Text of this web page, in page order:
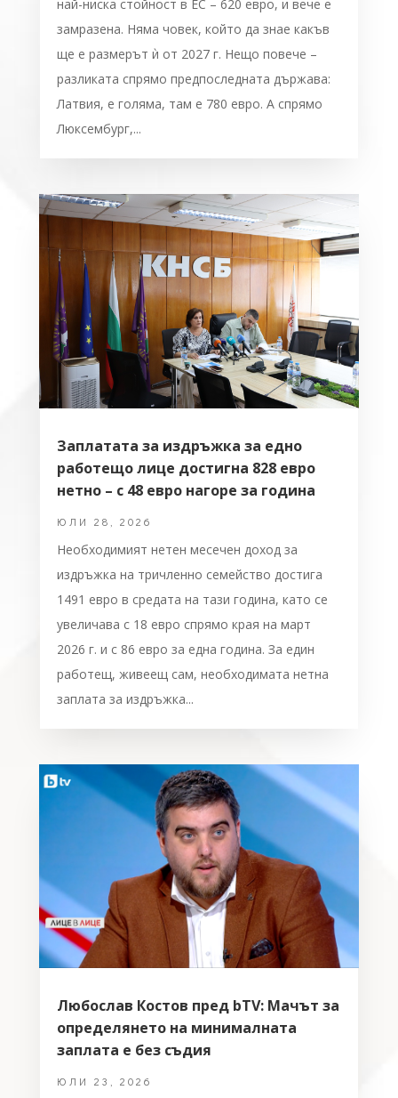
най-ниска стойност в ЕС – 620 евро, и вече е
замразена. Няма човек, който да знае какъв
ще е размерът ѝ от 2027 г. Нещо повече –
разликата спрямо предпоследната държава:
Латвия, е голяма, там е 780 евро. А спрямо
Люксембург,...
Заплатата за издръжка за едно
работещо лице достигна 828 евро
нетно – с 48 евро нагоре за година
ЮЛИ 28, 2026
Необходимият нетен месечен доход за
издръжка на тричленно семейство достига
1491 евро в средата на тази година, като се
увеличава с 18 евро спрямо края на март
2026 г. и с 86 евро за една година. За един
работещ, живеещ сам, необходимата нетна
заплата за издръжка...
Любослав Костов пред bTV: Мачът за
определянето на минималната
заплата е без съдия
ЮЛИ 23, 2026